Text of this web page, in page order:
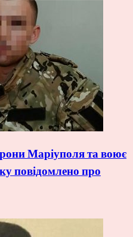
Маріуполя та воює
повідомлено про